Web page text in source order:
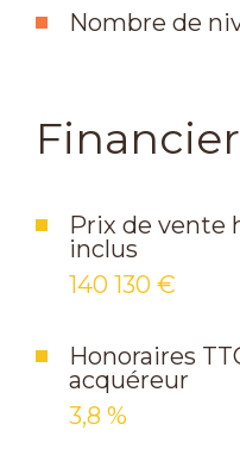
Nombre de
Financier
Prix de vente
inclus
140 130 €
Honoraires
acquéreur
3,8 %